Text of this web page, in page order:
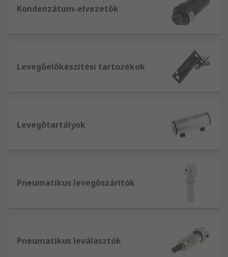
Kondenzátum-elvezetők
Levegőelőkészítési tartozékok
Levegőtartályok
Pneumatikus levegőszárítók
Pneumatikus leválasztók